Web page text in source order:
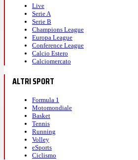
Live
Serie A
Serie B
Champions League
Europa League
Conference League
Calcio Estero
Calciomercato
ALTRI SPORT
Formula 1
Motomondiale
Basket
Tennis
Running
Volley
eSports
Ciclismo